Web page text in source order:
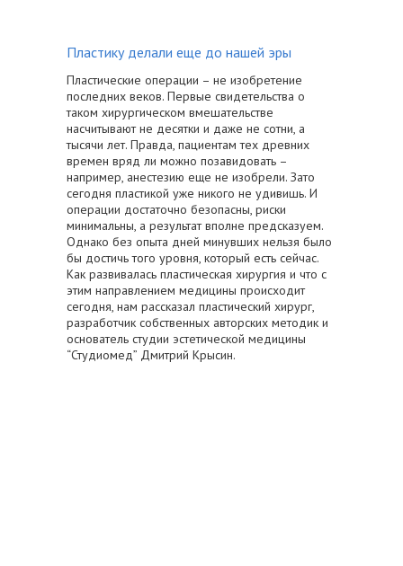
Пластику делали еще до нашей эры
Пластические операции – не изобретение
последних веков. Первые свидетельства о
таком хирургическом вмешательстве
насчитывают не десятки и даже не сотни, а
тысячи лет. Правда, пациентам тех древних
времен вряд ли можно позавидовать –
например, анестезию еще не изобрели. Зато
сегодня пластикой уже никого не удивишь. И
операции достаточно безопасны, риски
минимальны, а результат вполне предсказуем.
Однако без опыта дней минувших нельзя было
бы достичь того уровня, который есть сейчас.
Как развивалась пластическая хирургия и что с
этим направлением медицины происходит
сегодня, нам рассказал пластический хирург,
разработчик собственных авторских методик и
основатель студии эстетической медицины
“Студиомед” Дмитрий Крысин.